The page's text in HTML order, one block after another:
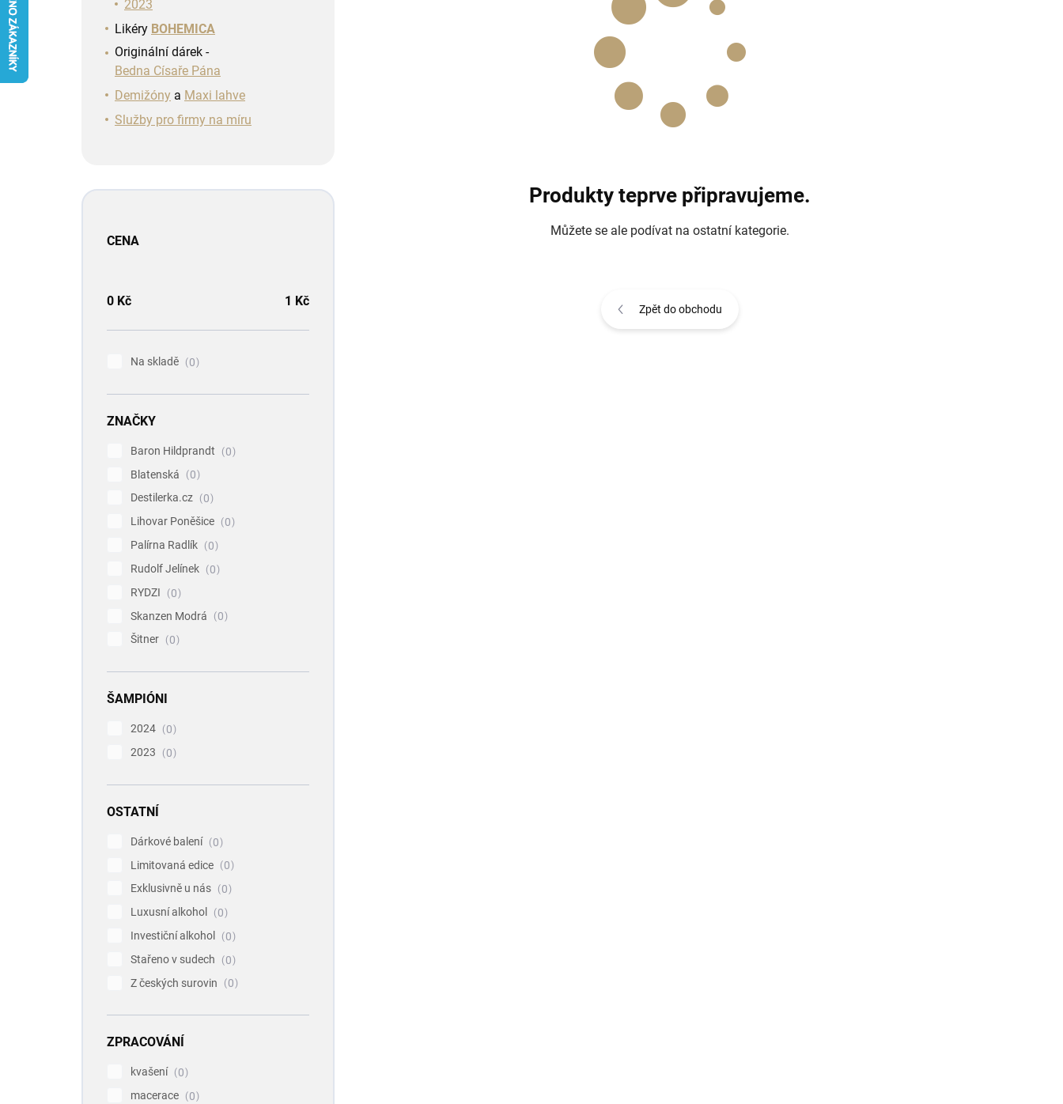
2023
Likéry BOHEMICA
Originální dárek -
Bedna Císaře Pána
Demižóny a Maxi lahve
Služby pro firmy na míru
CENA
0 Kč 1 Kč
Na skladě 0
ZNAČKY
Baron Hildprandt
0
Blatenská
0
Destilerka.cz
0
Lihovar Poněšice
0
Palírna Radlík
0
Rudolf Jelínek
0
RYDZI
0
Skanzen Modrá
0
Šitner
0
ŠAMPIÓNI
2024
0
2023
0
OSTATNÍ
Dárkové balení
0
Limitovaná edice
0
Exklusivně u nás
0
Luxusní alkohol
0
Investiční alkohol
0
Stařeno v sudech
0
Z českých surovin
0
ZPRACOVÁNÍ
kvašení
0
macerace
0
Produkty teprve připravujeme.
Můžete se ale podívat na ostatní kategorie.
Zpět do obchodu